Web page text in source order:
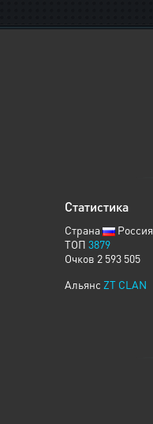
Статистика
Страна
Россия
ТОП 3879
Очков 2 593 505
Альянс ZT CLAN